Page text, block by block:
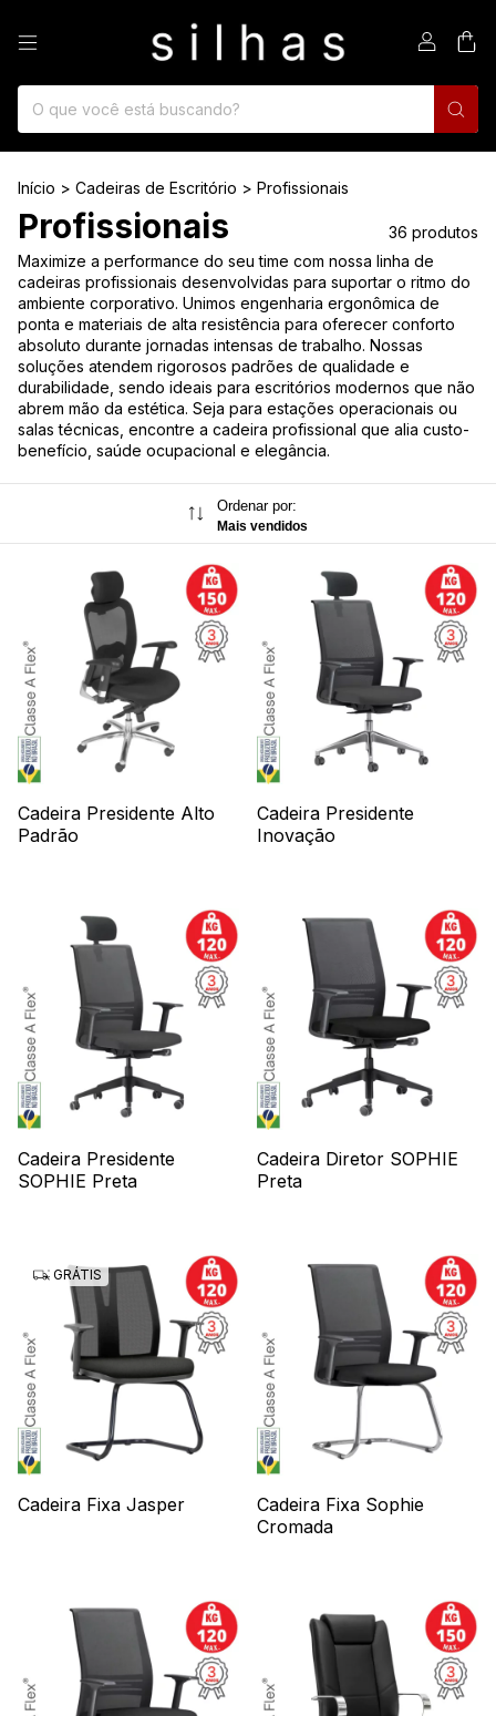
Início > Cadeiras de Escritório > Profissionais
Profissionais
36 produtos
Maximize a performance do seu time com nossa linha de
cadeiras profissionais desenvolvidas para suportar o ritmo do
ambiente corporativo. Unimos engenharia ergonômica de
ponta e materiais de alta resistência para oferecer conforto
absoluto durante jornadas intensas de trabalho. Nossas
soluções atendem rigorosos padrões de qualidade e
durabilidade, sendo ideais para escritórios modernos que não
abrem mão da estética. Seja para estações operacionais ou
salas técnicas, encontre a cadeira profissional que alia custo-
benefício, saúde ocupacional e elegância.
Ordenar por:
Mais vendidos
Cadeira Presidente Alto
Padrão
Cadeira Presidente
Inovação
Cadeira Presidente
SOPHIE Preta
Cadeira Diretor SOPHIE
Preta
GRÁTIS
Cadeira Fixa Jasper
Cadeira Fixa Sophie
Cromada